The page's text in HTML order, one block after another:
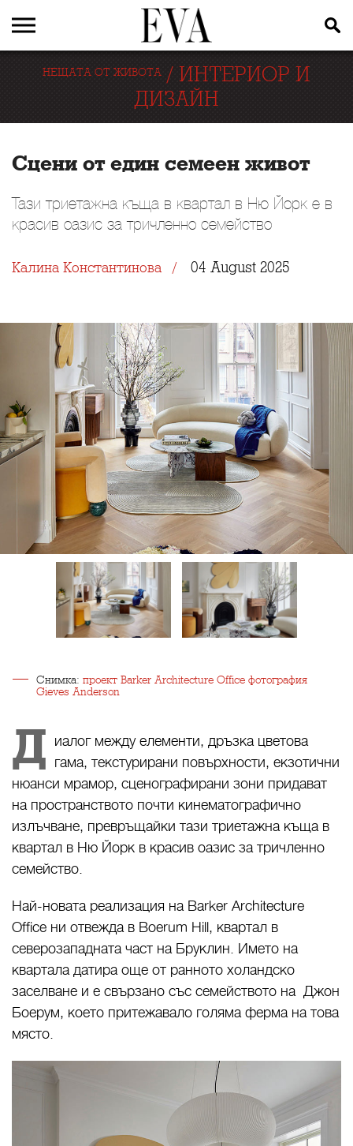
НЕЩАТА ОТ ЖИВОТА / ИНТЕРИОР И
ДИЗАЙН
Сцени от един семеен живот
Тази триетажна къща в квартал в Ню Йорк е в
красив оазис за тричленно семейство
Калина Константинова 04 August 2025
Снимка: проект Barker Architecture Office фотография
Gieves Anderson
Д иалог между елементи, дръзка цветова
гама, текстурирани повърхности, екзотични
нюанси мрамор, сценографирани зони придават
на пространството почти кинематографично
излъчване, превръщайки тази триетажна къща в
квартал в Ню Йорк в красив оазис за тричленно
семейство.
Най-новата реализация на Barker Architecture
Office ни отвежда в Boerum Hill, квартал в
северозападната част на Бруклин. Името на
квартала датира още от ранното холандско
заселване и е свързано със семейството на Джон
Боерум, което притежавало голяма ферма на това
място.